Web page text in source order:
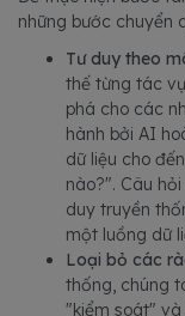
những bước chuyển
Tư duy theo
thế từng tác
phá cho các
hành bởi AI
dữ liệu cho
nào?". Câu
duy truyền
một luồng dữ
Loại bỏ các
thống, chúng
"kiểm soát"